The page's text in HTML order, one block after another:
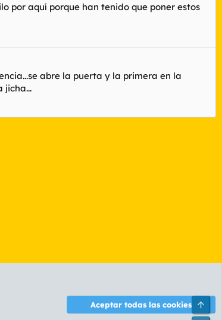
por aquí porque han tenido que poner estos
abre la puerta y la primera en la
jicha...
Aceptar todas las cookies